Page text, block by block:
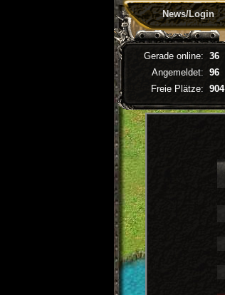
News/Login
Gerade online: 36
Angemeldet: 96
Freie Plätze: 904